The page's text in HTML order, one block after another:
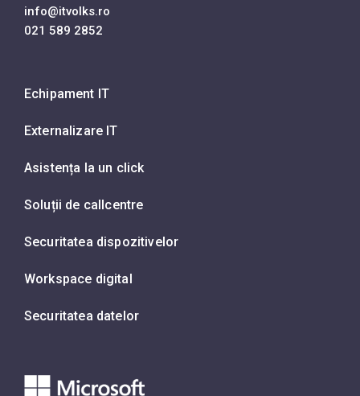
info@itvolks.ro
021 589 2852
Echipament IT
Externalizare IT
Asistența la un click
Soluții de callcentre
Securitatea dispozitivelor
Workspace digital
Securitatea datelor